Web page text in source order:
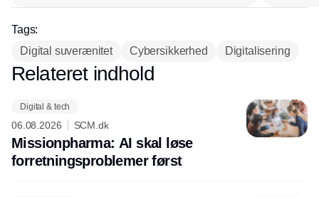
lagerchef stafetten videre
Tags:
Digital suverænitet
Cybersikkerhed Digitalisering
Annonce
Relateret indhold
Digital & tech
06.08.2026 SCM.dk
Missionpharma: AI skal løse
forretningsproblemer først